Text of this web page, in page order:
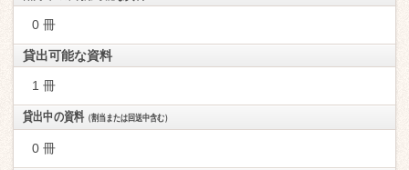
0 冊
貸出可能な資料
1 冊
貸出中の資料（割当または回送中含む）
0 冊